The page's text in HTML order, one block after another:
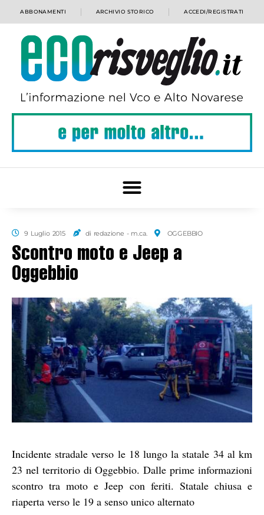
ABBONAMENTI ARCHIVIO STORICO ACCEDI/REGISTRATI
9 Luglio 2015 di redazione - m.ca. OGGEBBIO
Scontro moto e Jeep a
Oggebbio
Incidente stradale verso le 18 lungo la statale 34 al km
23 nel territorio di Oggebbio. Dalle prime informazioni
scontro tra moto e Jeep con feriti. Statale chiusa e
riaperta verso le 19 a senso unico alternato